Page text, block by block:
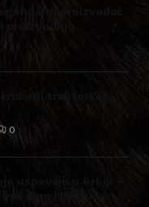
0
dom i baštu